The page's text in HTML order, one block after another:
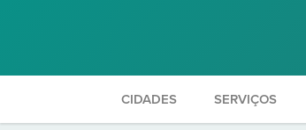
CIDADES SERVIÇOS